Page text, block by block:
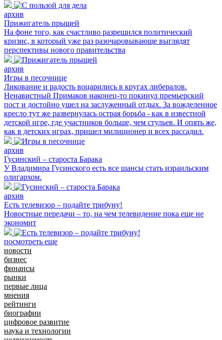
архив
Прижигатель прыщей
На фоне того, как счастливо разрешился политический
кризис, в который уже раз разочаровывающе выглядят
перспективы нового правительства
архив
Игры в песочнице
Ликование и радость воцарились в кругах либералов.
Ненавистный Примаков наконец-то покинул премьерский
пост и достойно ушел на заслуженный отдых. За вожделенное
кресло тут же развернулась острая борьба - как в известной
детской игре, где участников больше, чем стульев. И опять же,
как в детских играх, пришел милиционер и всех рассадил.
архив
Гусинский – староста Барака
У Владимира Гусинского есть все шансы стать израильским
олигархом.
архив
Есть телевизор – подайте трибуну!
Новостные передачи – то, на чем телевидение пока еще не
экономит
посмотреть еще
новости
бизнес
финансы
рынки
первые лица
мнения
рейтинги
биографии
цифровое развитие
наука и технологии